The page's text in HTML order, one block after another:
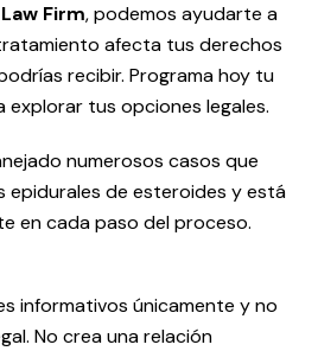
Firm, podemos ayudarte a
afecta tus derechos
recibir. Programa hoy tu
tus opciones legales.
numerosos casos que
epidurales de esteroides y está
en cada paso del proceso.
informativos únicamente y no
No crea una relación